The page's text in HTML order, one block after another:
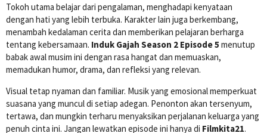
Tokoh utama belajar dari pengalaman, menghadapi kenyataan
dengan hati yang lebih terbuka. Karakter lain juga berkembang,
menambah kedalaman cerita dan memberikan pelajaran berharga
tentang kebersamaan. Induk Gajah Season 2 Episode 5 menutup
babak awal musim ini dengan rasa hangat dan memuaskan,
memadukan humor, drama, dan refleksi yang relevan.
Visual tetap nyaman dan familiar. Musik yang emosional memperkuat
suasana yang muncul di setiap adegan. Penonton akan tersenyum,
tertawa, dan mungkin terharu menyaksikan perjalanan keluarga yang
penuh cinta ini. Jangan lewatkan episode ini hanya di Filmkita21.